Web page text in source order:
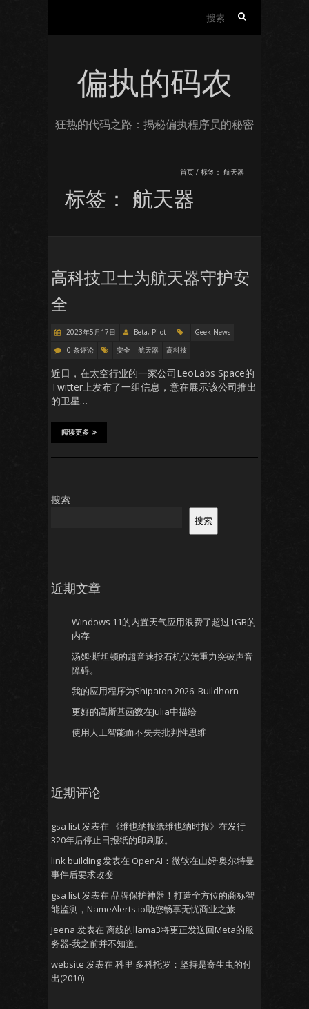
偏执的码农
狂热的代码之路：揭秘偏执程序员的秘密
首页 / 标签： 航天器
标签： 航天器
高科技卫士为航天器守护安
全
2023年5月17日 Beta, Pilot
Geek News
0 条评论
安全 航天器 高科技
近日，在太空行业的一家公司LeoLabs Space的
Twitter上发布了一组信息，意在展示该公司推出
的卫星…
阅读更多
搜索
搜索
近期文章
Windows 11的内置天气应用浪费了超过1GB的
内存
汤姆·斯坦顿的超音速投石机仅凭重力突破声音
障碍。
我的应用程序为Shipaton 2026: Buildhorn
更好的高斯基函数在Julia中描绘
使用人工智能而不失去批判性思维
近期评论
gsa list发表在
《维也纳报纸维也纳时报》在发行
320年后停止日报纸的印刷版。
link building发表在 OpenAI：微软在山姆·奥尔特曼
事件后要求改变
gsa list发表在 品牌保护神器！打造全方位的商标智
能监测，NameAlerts.io助您畅享无忧商业之旅
Jeena 发表在 离线的llama3将更正发送回Meta的服
务器-我之前并不知道。
website 发表在 科里·多科托罗：坚持是寄生虫的付
出(2010)